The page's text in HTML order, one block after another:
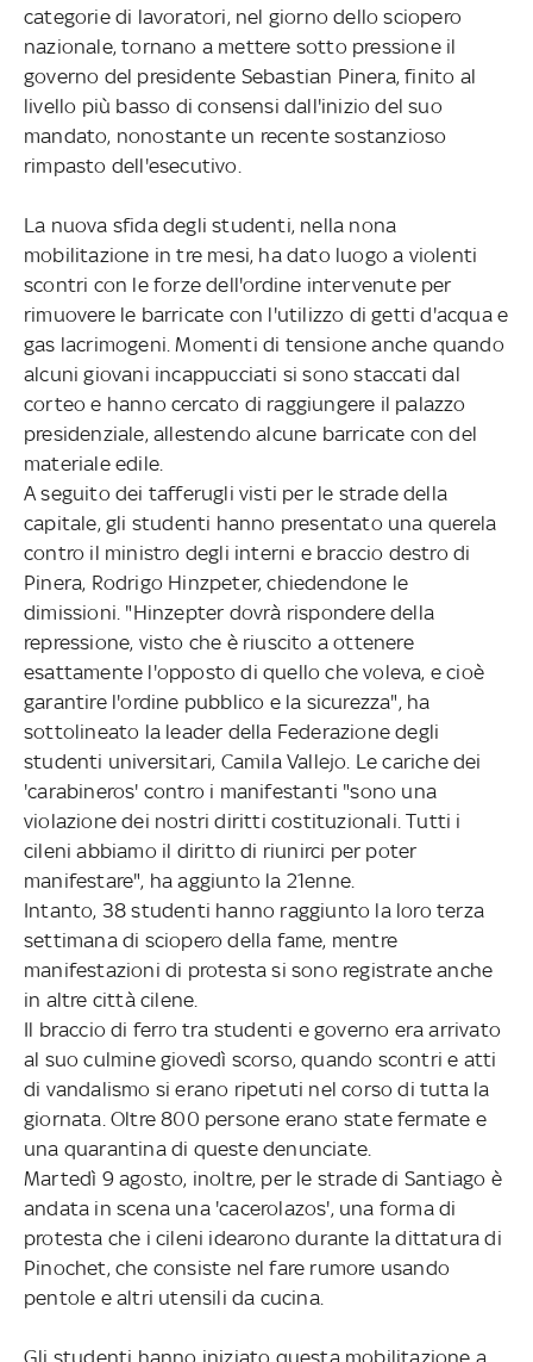
categorie di lavoratori, nel giorno dello sciopero
nazionale, tornano a mettere sotto pressione il
governo del presidente Sebastian Pinera, finito al
livello più basso di consensi dall'inizio del suo
mandato, nonostante un recente sostanzioso
rimpasto dell'esecutivo.
La nuova sfida degli studenti, nella nona
mobilitazione in tre mesi, ha dato luogo a violenti
scontri con le forze dell'ordine intervenute per
rimuovere le barricate con l'utilizzo di getti d'acqua e
gas lacrimogeni. Momenti di tensione anche quando
alcuni giovani incappucciati si sono staccati dal
corteo e hanno cercato di raggiungere il palazzo
presidenziale, allestendo alcune barricate con del
materiale edile.
A seguito dei tafferugli visti per le strade della
capitale, gli studenti hanno presentato una querela
contro il ministro degli interni e braccio destro di
Pinera, Rodrigo Hinzpeter, chiedendone le
dimissioni. "Hinzepter dovrà rispondere della
repressione, visto che è riuscito a ottenere
esattamente l'opposto di quello che voleva, e cioè
garantire l'ordine pubblico e la sicurezza", ha
sottolineato la leader della Federazione degli
studenti universitari, Camila Vallejo. Le cariche dei
'carabineros' contro i manifestanti "sono una
violazione dei nostri diritti costituzionali. Tutti i
cileni abbiamo il diritto di riunirci per poter
manifestare", ha aggiunto la 21enne.
Intanto, 38 studenti hanno raggiunto la loro terza
settimana di sciopero della fame, mentre
manifestazioni di protesta si sono registrate anche
in altre città cilene.
Il braccio di ferro tra studenti e governo era arrivato
al suo culmine giovedì scorso, quando scontri e atti
di vandalismo si erano ripetuti nel corso di tutta la
giornata. Oltre 800 persone erano state fermate e
una quarantina di queste denunciate.
Martedì 9 agosto, inoltre, per le strade di Santiago è
andata in scena una 'cacerolazos', una forma di
protesta che i cileni idearono durante la dittatura di
Pinochet, che consiste nel fare rumore usando
pentole e altri utensili da cucina.
Gli studenti hanno iniziato questa mobilitazione a